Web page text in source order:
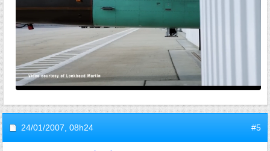
24/01/2007, 08h24 #5